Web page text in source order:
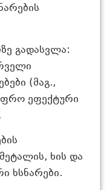
გადასვლა:
(მაგ.,
ეფექტური
ხის და
ხსნარები.